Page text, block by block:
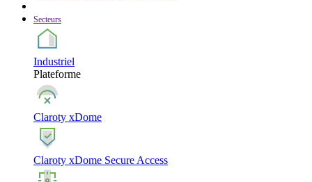
Secteurs
Industriel
Plateforme
Claroty xDome
Claroty xDome Secure Access